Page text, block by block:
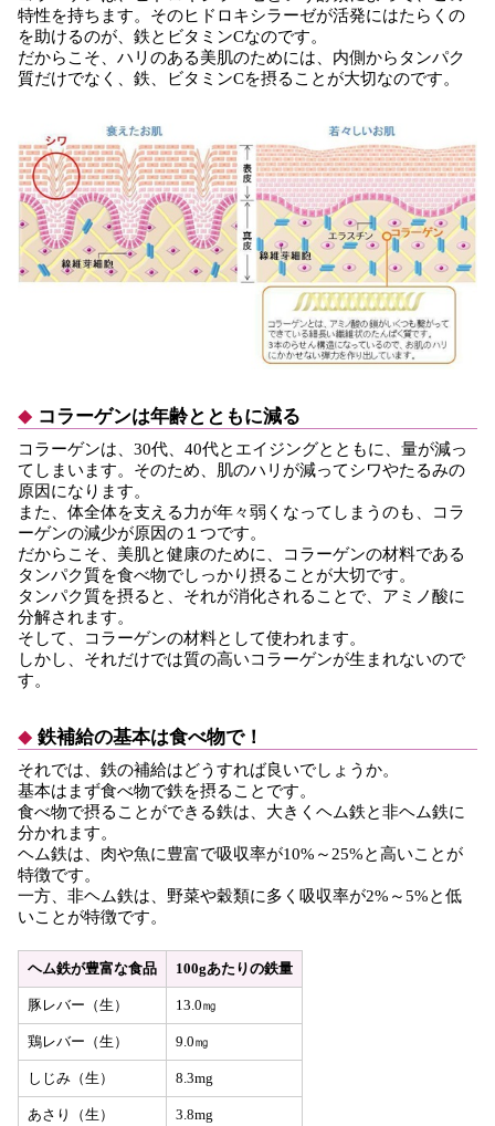
特性を持ちます。そのヒドロキシラーゼが活発にはたらくの
を助けるのが、鉄とビタミンCなのです。
だからこそ、ハリのある美肌のためには、内側からタンパク
質だけでなく、鉄、ビタミンCを摂ることが大切なのです。
コラーゲンは年齢とともに減る
コラーゲンは、30代、40代とエイジングとともに、量が減っ
てしまいます。そのため、肌のハリが減ってシワやたるみの
原因になります。
また、体全体を支える力が年々弱くなってしまうのも、コラ
ーゲンの減少が原因の１つです。
だからこそ、美肌と健康のために、コラーゲンの材料である
タンパク質を食べ物でしっかり摂ることが大切です。
タンパク質を摂ると、それが消化されることで、アミノ酸に
分解されます。
そして、コラーゲンの材料として使われます。
しかし、それだけでは質の高いコラーゲンが生まれないので
す。
鉄補給の基本は食べ物で！
それでは、鉄の補給はどうすれば良いでしょうか。
基本はまず食べ物で鉄を摂ることです。
食べ物で摂ることができる鉄は、大きくヘム鉄と非ヘム鉄に
分かれます。
ヘム鉄は、肉や魚に豊富で吸収率が10%～25%と高いことが
特徴です。
一方、非ヘム鉄は、野菜や穀類に多く吸収率が2%～5%と低
いことが特徴です。
ヘム鉄が豊富な食品 100gあたりの鉄量
豚レバー（生） 13.0㎎
鶏レバー（生） 9.0㎎
しじみ（生） 8.3mg
あさり（生） 3.8mg